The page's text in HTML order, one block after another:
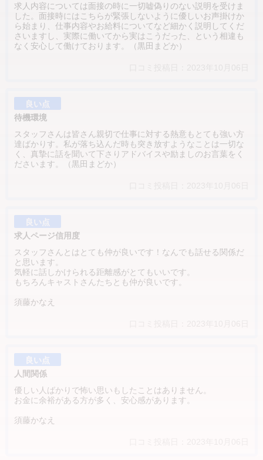
求人内容については面接の時に一切嘘偽りのない説明を受けま
した。面接時にはこちらが緊張しないように優しいお声掛けか
ら始まり、仕事内容やお給料についてなど細かく説明してくだ
さいますし、実際に働いてから実はこうだった、という相違も
なく安心して働けております。（黒田まどか）
良い点
待機環境
スタッフさんは皆さん親切で仕事に対する熱意もとても強い方
達ばかりす。私が落ち込んだ時も突き放すようなことは一切な
く、真摯に話を聞いて下さりアドバイスや励ましのお言葉をく
ださいます。（黒田まどか）
良い点
求人ページ信用度
スタッフさんとはとても仲が良いです！なんでも話せる関係だ
と思います。
気軽に話しかけられる距離感がとてもいいです。
もちろんキャストさんたちとも仲が良いです。
須藤かなえ
良い点
人間関係
優しい人ばかりで怖い思いもしたことはありません。
お金に余裕がある方が多く、安心感があります。
須藤かなえ